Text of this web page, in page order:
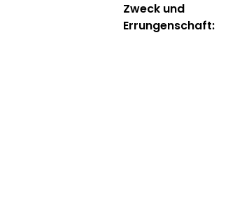
Zweck und
Errungenschaft: